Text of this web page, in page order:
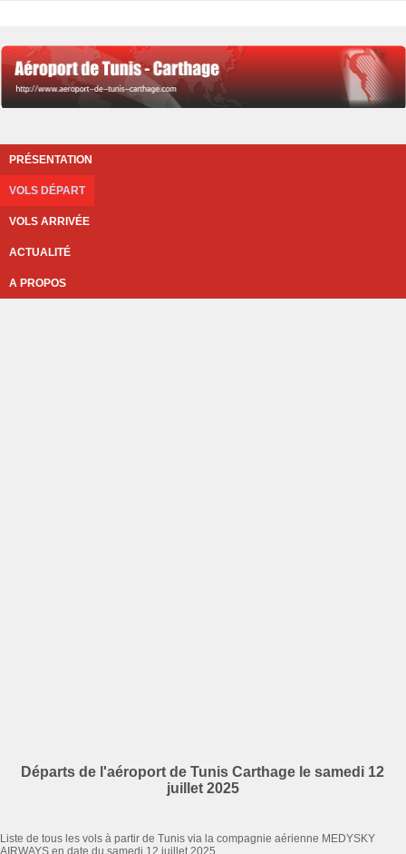
PRÉSENTATION
VOLS DÉPART
VOLS ARRIVÉE
ACTUALITÉ
A PROPOS
Départs de l'aéroport de Tunis Carthage le samedi 12
juillet 2025
Liste de tous les vols à partir de Tunis via la compagnie aérienne MEDYSKY
AIRWAYS en date du samedi 12 juillet 2025